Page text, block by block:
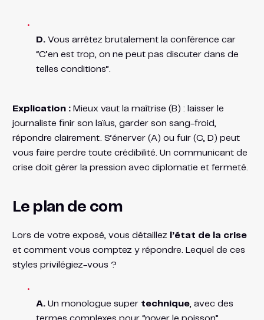
D.Vous arrêtez brutalement la conférence car
“C’en est trop, on ne peut pas discuter dans de
telles conditions”.
Explication :Mieux vaut la maîtrise (B) : laisser le
journaliste finir son laïus, garder son sang-froid,
répondre clairement. S’énerver (A) ou fuir (C, D) peut
vous faire perdre toute crédibilité. Un communicant de
crise doit gérer la pression avec diplomatie et fermeté.
Le plan de com
Lors de votre exposé, vous détaillez
l’état de la crise
et comment vous comptez y répondre. Lequel de ces
styles privilégiez-vous ?
A.Un monologue super technique, avec des